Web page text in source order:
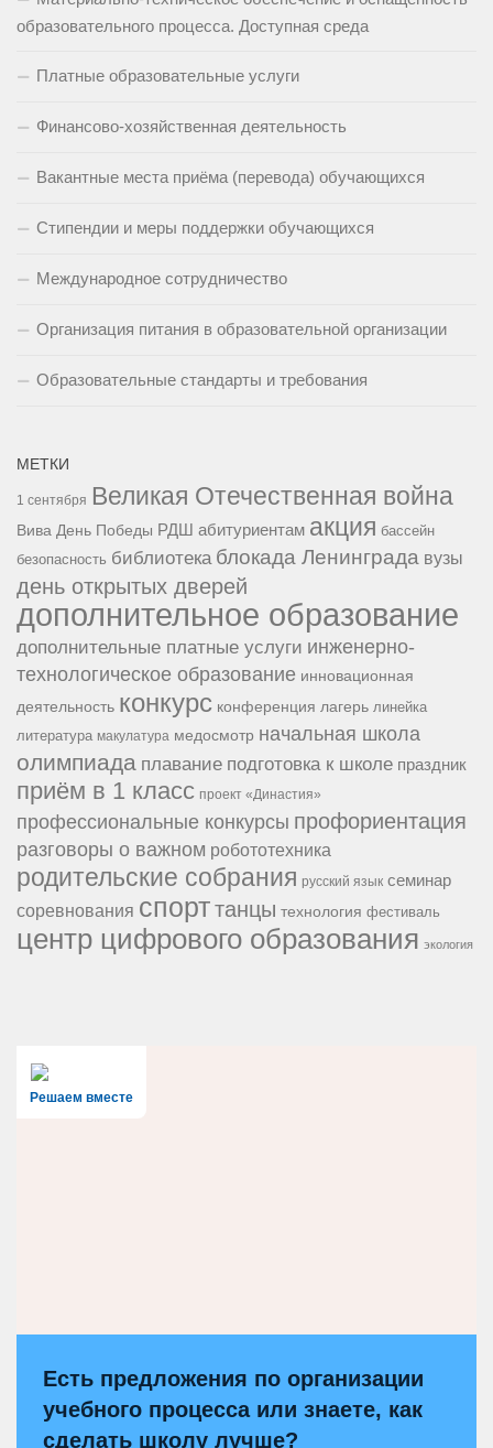
образовательного процесса. Доступная среда
Платные образовательные услуги
Финансово-хозяйственная деятельность
Вакантные места приёма (перевода) обучающихся
Стипендии и меры поддержки обучающихся
Международное сотрудничество
Организация питания в образовательной организации
Образовательные стандарты и требования
МЕТКИ
1 сентября Великая Отечественная война
Вива День Победы РДШ абитуриентам акция бассейн
безопасность библиотека блокада Ленинграда вузы
день открытых дверей
дополнительное образование
дополнительные платные услуги инженерно-
технологическое образование инновационная
деятельность конкурс конференция лагерь линейка
литература макулатура медосмотр начальная школа
олимпиада плавание подготовка к школе праздник
приём в 1 класс проект «Династия»
профессиональные конкурсы профориентация
разговоры о важном робототехника
родительские собрания русский язык семинар
соревнования спорттанцы технология фестиваль
центр цифрового образования экология
Решаем вместе
Есть предложения по организации
учебного процесса или знаете, как
сделать школу лучше?